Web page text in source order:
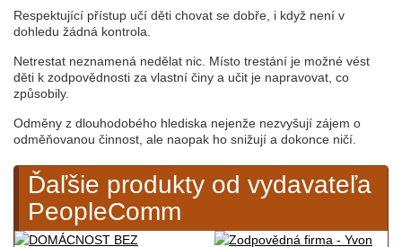
Respektující přístup učí děti chovat se dobře, i když není v
dohledu žádná kontrola.
Netrestat neznamená nedělat nic. Místo trestání je možné vést
děti k zodpovědnosti za vlastní činy a učit je napravovat, co
způsobily.
Odměny z dlouhodobého hlediska nejenže nezvyšují zájem o
odměňovanou činnost, ale naopak ho snižují a dokonce ničí.
Ďaľšie produkty od vydavateľa
PeopleComm